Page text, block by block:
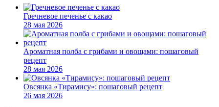
Гречневое печенье с какао
28 мая 2026
Ароматная полба с грибами и овощами: пошаговый
рецепт
28 мая 2026
Овсянка «Тирамису»: пошаговый рецепт
26 мая 2026